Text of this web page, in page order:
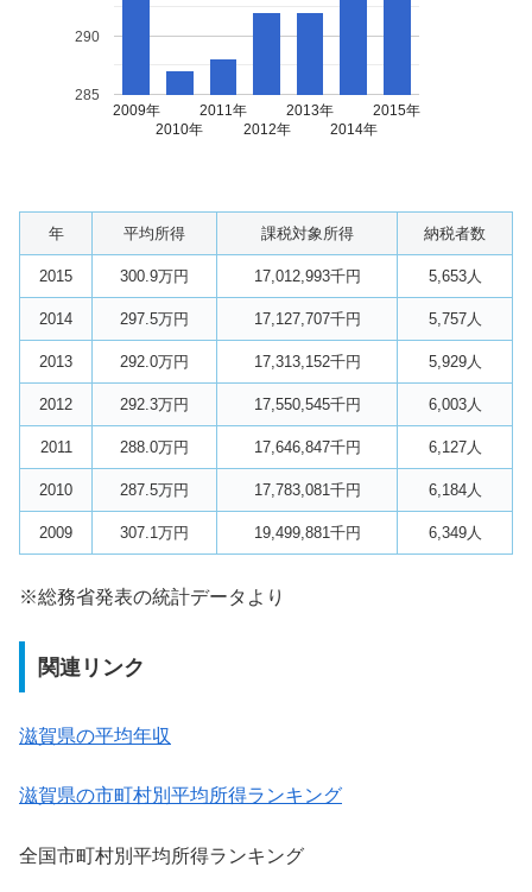
2009年
2010年
2011年
2012年
2013年
2014年
2015年
285
290
年 平均所得 課税対象所得 納税者数
2015 300.9万円 17,012,993千円 5,653人
2014 297.5万円 17,127,707千円 5,757人
2013 292.0万円 17,313,152千円 5,929人
2012 292.3万円 17,550,545千円 6,003人
2011 288.0万円 17,646,847千円 6,127人
2010 287.5万円 17,783,081千円 6,184人
2009 307.1万円 19,499,881千円 6,349人
※総務省発表の統計データより
関連リンク
滋賀県の平均年収
滋賀県の市町村別平均所得ランキング
全国市町村別平均所得ランキング